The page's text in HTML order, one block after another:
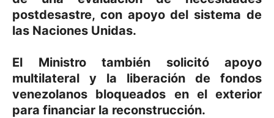
postdesastre, con apoyo del sistema de
las Naciones Unidas.
El Ministro también solicitó apoyo
multilateral y la liberación de fondos
venezolanos bloqueados en el exterior
para financiar la reconstrucción.